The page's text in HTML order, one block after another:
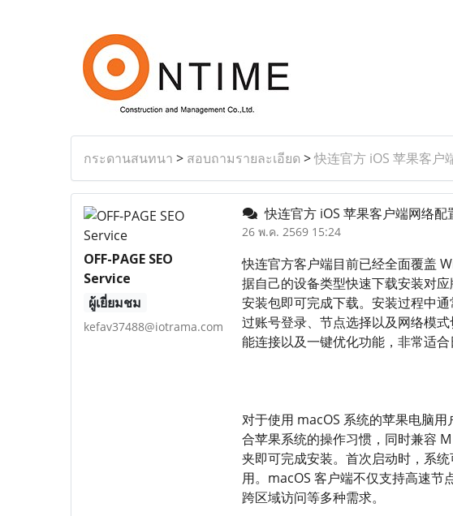
กระดานสนทนา > สอบถามรายละเอียด >快连官方 iOS 苹果客户
OFF-PAGE SEO
Service
ผู้เยี่ยมชม
kefav37488@iotrama.com
快连官方 iOS 苹果客户端网络配
26 พ.ค. 2569 15:24
快连官方客户端目前已经全面覆盖
据自己的设备类型快速下载安装对
安装包即可完成下载。安装过程中
过账号登录、节点选择以及网络模
能连接以及一键优化功能，非常适合
对于使用 macOS 系统的苹果电脑
合苹果系统的操作习惯，同时兼容
夹即可完成安装。首次启动时，系
用。macOS 客户端不仅支持高速节
跨区域访问等多种需求。